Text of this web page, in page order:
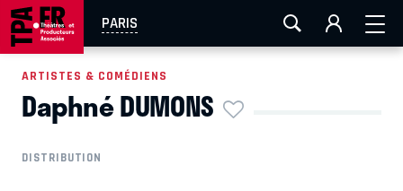
PARIS
AIX-MARSEILLE LA ROCHELLE
EN TOURNÉE
ARTISTES & COMÉDIENS
Daphné DUMONS
DISTRIBUTION